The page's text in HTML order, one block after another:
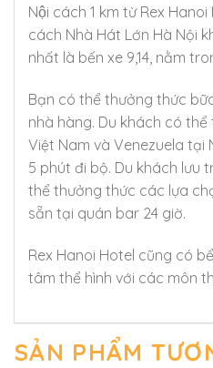
Nội cách 1 km từ Rex
cách Nhà Hát Lớn Hà Nội
nhất là bến xe 9,14, nằm
Bạn có thể thưởng thức
nhà hàng. Du khách có
Việt Nam và Venezuela tại
5 phút đi bộ. Du khách lưu
thể thưởng thức các lựa
sẵn tại quán bar 24 giờ.
Rex Hanoi Hotel cũng có
tâm thể hình với các môn
SẢN PHẨM